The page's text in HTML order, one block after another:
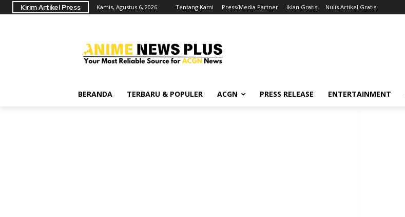
Kirim Artikel Press Kamis, Agustus 6, 2026 Tentang Kami Press/Media Partner Iklan Gratis Nulis Artikel Gratis
BERANDA TERBARU & POPULER ACGN PRESS RELEASE ENTERTAINMENT